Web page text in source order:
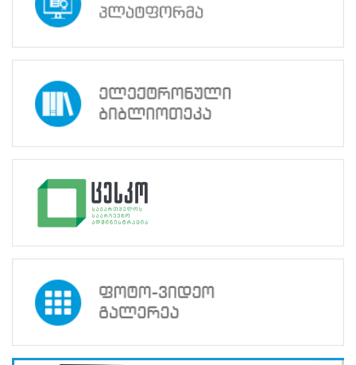
თავმჯდომარე
ისაუბრა
ცესკოს
პოლიტიკის
შესახებ
გენდერულ
პროგრესთან
გამოწვევებთან
სამუშაო
მოიცავდა
თანამონაწილეობრივი
აუდიტის